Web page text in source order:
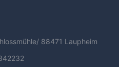
88471 Laupheim